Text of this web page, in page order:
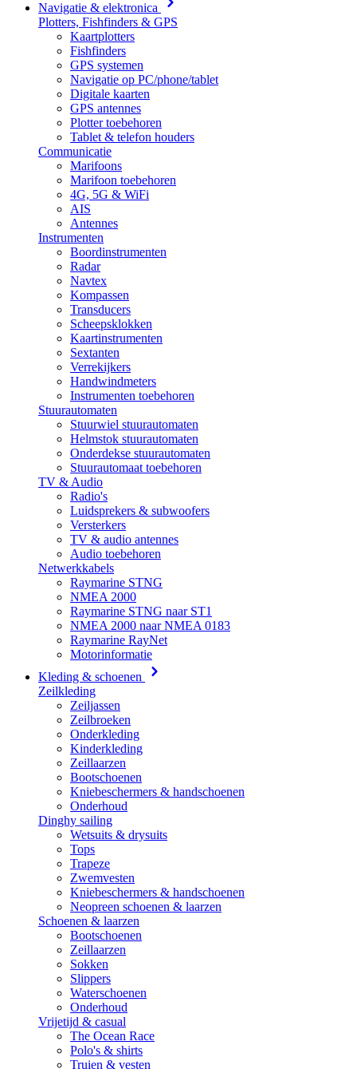
Navigatie & elektronica
Plotters, Fishfinders & GPS
Kaartplotters
Fishfinders
GPS systemen
Navigatie op PC/phone/tablet
Digitale kaarten
GPS antennes
Plotter toebehoren
Tablet & telefon houders
Communicatie
Marifoons
Marifoon toebehoren
4G, 5G & WiFi
AIS
Antennes
Instrumenten
Boordinstrumenten
Radar
Navtex
Kompassen
Transducers
Scheepsklokken
Kaartinstrumenten
Sextanten
Verrekijkers
Handwindmeters
Instrumenten toebehoren
Stuurautomaten
Stuurwiel stuurautomaten
Helmstok stuurautomaten
Onderdekse stuurautomaten
Stuurautomaat toebehoren
TV & Audio
Radio's
Luidsprekers & subwoofers
Versterkers
TV & audio antennes
Audio toebehoren
Netwerkkabels
Raymarine STNG
NMEA 2000
Raymarine STNG naar ST1
NMEA 2000 naar NMEA 0183
Raymarine RayNet
Motorinformatie
Kleding & schoenen
Zeilkleding
Zeiljassen
Zeilbroeken
Onderkleding
Kinderkleding
Zeillaarzen
Bootschoenen
Kniebeschermers & handschoenen
Onderhoud
Dinghy sailing
Wetsuits & drysuits
Tops
Trapeze
Zwemvesten
Kniebeschermers & handschoenen
Neopreen schoenen & laarzen
Schoenen & laarzen
Bootschoenen
Zeillaarzen
Sokken
Slippers
Waterschoenen
Onderhoud
Vrijetijd & casual
The Ocean Race
Polo's & shirts
Truien & vesten